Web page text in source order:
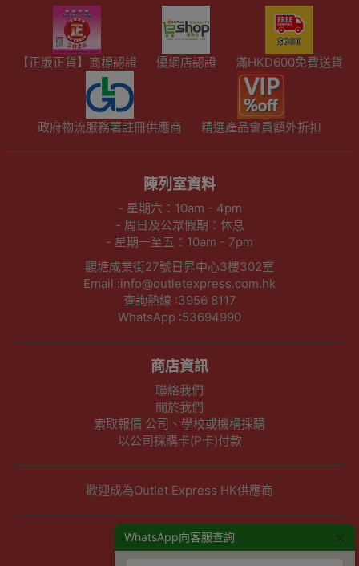
WhatsApp向客服查詢
【正版正貨】商標認證 優網店認證 滿HKD600免費送貨
政府物流服務署註冊供應商 精選產品會員額外折扣
陳列室資料
- 星期六：10am - 4pm
- 周日及公眾假期：休息
- 星期一至五：10am - 7pm
觀塘成業街27號日昇中心3樓302室
Email :info@outletexpress.com.hk
查詢熱線 :3956 8117
WhatsApp :53694990
商店資訊
聯絡我們
關於我們
索取報價 公司、學校或機構採購
以公司採購卡(P卡)付款
歡迎成為Outlet Express HK供應商
其他資訊